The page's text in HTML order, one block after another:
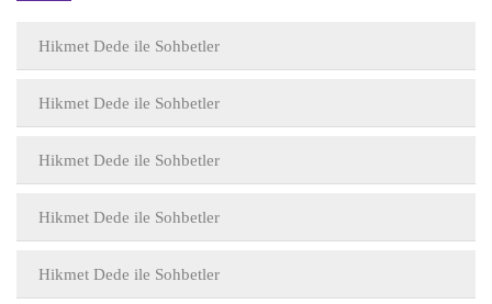
Hikmet Dede ile Sohbetler
Hikmet Dede ile Sohbetler
Hikmet Dede ile Sohbetler
Hikmet Dede ile Sohbetler
Hikmet Dede ile Sohbetler